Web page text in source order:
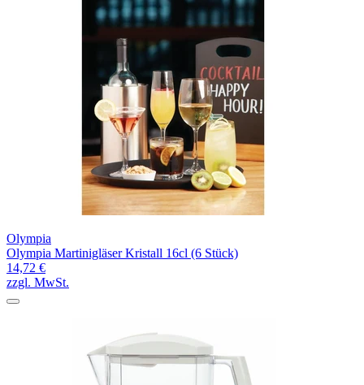
Olympia
Olympia Martinigläser Kristall 16cl (6 Stück)
14,72 €
zzgl. MwSt.